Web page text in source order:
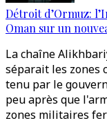
Détroit d’Ormuz:
Oman sur un
La chaîne
séparait les zones
tenu par le
peu après que
zones militaires